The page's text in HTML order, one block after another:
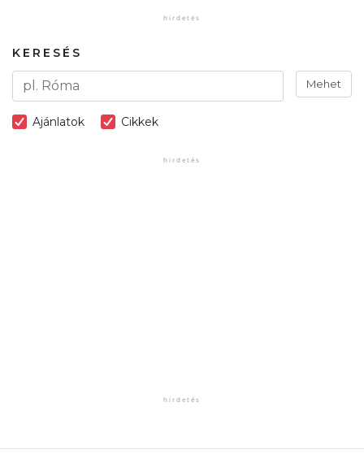
KERESÉS
Mehet
Ajánlatok Cikkek